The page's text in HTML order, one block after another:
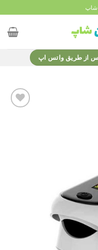
شاپ
از طریق واتس اپ